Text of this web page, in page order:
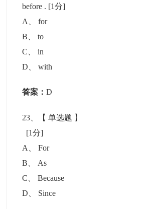
before . [1分]
A
、for
B 、to
C 、in
D 、with
答案：D
23 、【单选题 】
[1分]
A
、For
B
As
C 、Because
D
Since